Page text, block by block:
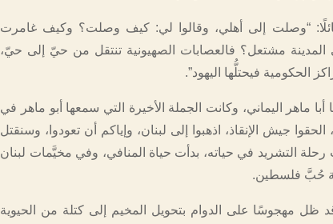
“وصلت إلى أهلي، وقالوا لي: كيف وصلت؟ وكيف غامرت
المدينة مشتعل؟ فالعصابات الصهيونية تنتقل من حيّ إلى حيّ،
الحكومية فيحتلُّها اليهود”.
ماهر اليماني، وكانت الجملة الأخيرة التي سمعها أبو ماهر في
جيش الإنقاذ، اذهبوا إلى لبنان، وإياكم أن تعودوا، وسنقتل
التشريد في حياته، بدأت حياة المنافي، وفي مخيَّمات لبنان
حُبَّ فلسطين.
وقد ظل مهجوسًا على الدوام بتحويل المخيم إلى كتلة من الحيوية